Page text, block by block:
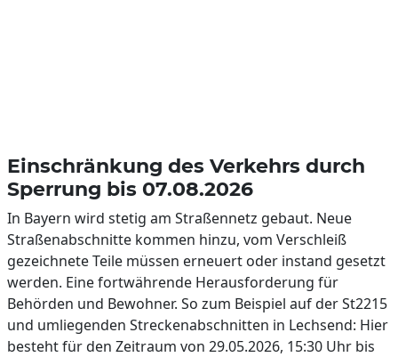
Einschränkung des Verkehrs durch
Sperrung bis 07.08.2026
In Bayern wird stetig am Straßennetz gebaut. Neue
Straßenabschnitte kommen hinzu, vom Verschleiß
gezeichnete Teile müssen erneuert oder instand gesetzt
werden. Eine fortwährende Herausforderung für
Behörden und Bewohner. So zum Beispiel auf der St2215
und umliegenden Streckenabschnitten in Lechsend: Hier
besteht für den Zeitraum von 29.05.2026, 15:30 Uhr bis